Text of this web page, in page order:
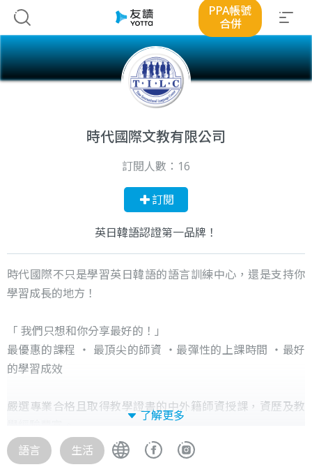
PPA帳號
合併
時代國際文教有限公司
訂閱人數： 16
訂閱
英日韓語認證第一品牌！
時代國際不只是學習英日韓語的語言訓練中心，還是支持你
學習成長的地方！
「 我們只想和你分享最好的！」
最優惠的課程 ‧ 最頂尖的師資 ‧最彈性的上課時間 ‧最好
的學習成效
嚴選專業合格且取得教學證書的中外籍師資授課，資歷及教
透過完整的師資評鑑管理機制，把關教學品質。
了解更多
語言 生活